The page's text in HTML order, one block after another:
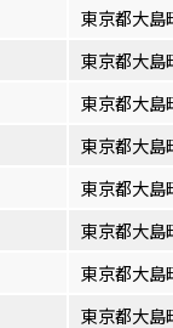
東京都大島
東京都大島
東京都大島
東京都大島
東京都大島
東京都大島
東京都大島
東京都大島